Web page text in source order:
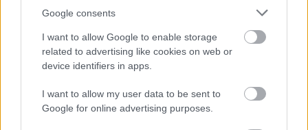
Google consents
I want to allow Google to enable storage
related to advertising like cookies on web or
device identifiers in apps.
I want to allow my user data to be sent to
Google for online advertising purposes.
17 éve
alkalmazás."
Persze, mikor 10-ből 9-szer be se jön, állandóan
hibás, jojó, de lehetne SOKKAL jobb is!!!